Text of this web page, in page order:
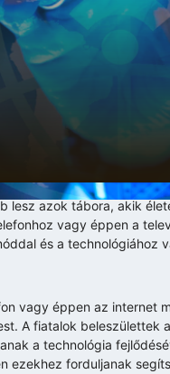
lesz azok tábora, akik
vagy éppen a
és a technológiához
vagy éppen az internet
A fiatalok
a technológia
ezekhez forduljanak